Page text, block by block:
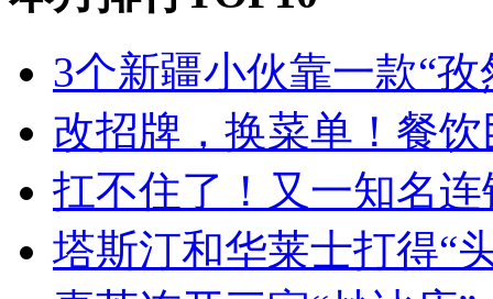
3个新疆小伙靠一款“
改招牌，换菜单！餐
扛不住了！又一知名
塔斯汀和华莱士打得“